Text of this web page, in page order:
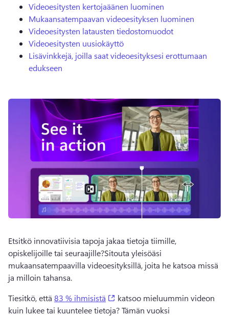
Videoesitysten kertojaäänen luominen
Mukaansatempaavan videoesityksen luominen
Videoesitysten latausten tiedostomuodot
Videoesitysten uusiokäyttö
Lisävinkkejä, joilla saat videoesityksesi erottumaan
edukseen
Etsitkö innovatiivisia tapoja jakaa tietoja tiimille,
opiskelijoille tai seuraajille?Sitouta yleisöäsi
mukaansatempaavilla videoesityksillä, joita he katsoa missä
ja milloin tahansa.
Tiesitkö, että 83 % ihmisistä (opens in a new tab)
katsoo mieluummin videon
kuin lukee tai kuuntelee tietoja? Tämän vuoksi